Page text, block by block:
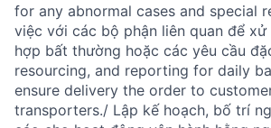
for any abnormal cases and special
việc với các bộ phận liên quan để
hợp bất thường hoặc các yêu cầu
resourcing, and reporting for daily
ensure delivery the order to
transporters./ Lập kế hoạch, bố trí